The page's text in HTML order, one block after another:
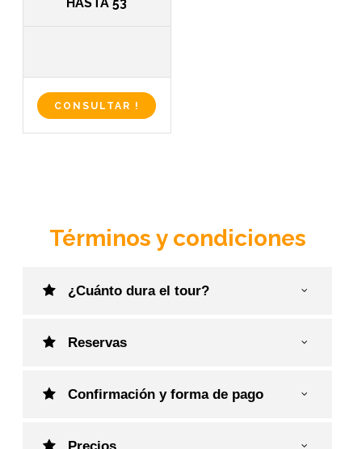
CONSULTAR !
Términos y condiciones
¿Cuánto dura el tour?
Reservas
Confirmación y forma de pago